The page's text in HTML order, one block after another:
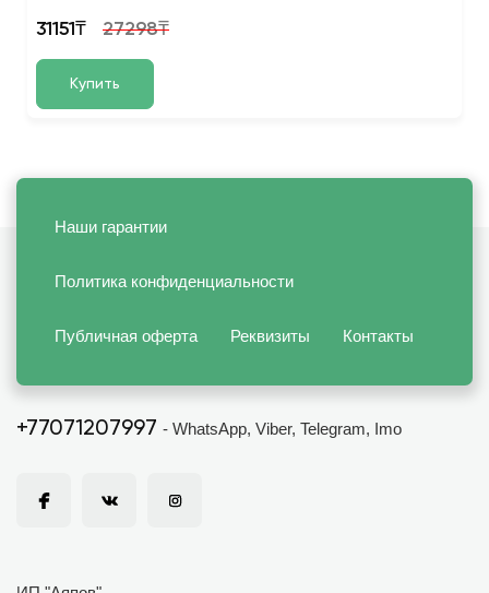
31151₸ 27298₸
Купить
Наши гарантии
Политика конфиденциальности
Публичная оферта Реквизиты Контакты
+77071207997 - WhatsApp, Viber, Telegram, Imo